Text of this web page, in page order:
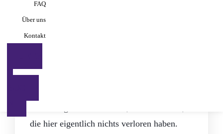
FAQ
Über uns
Kontakt
fliegen. Eine halbe Stunde Richtung Nettetal
die hier eigentlich nichts verloren haben.